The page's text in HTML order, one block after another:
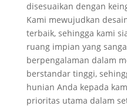
disesuaikan dengan
Kami mewujudkan
terbaik, sehingga kami
ruang impian yang
berpengalaman dalam
berstandar tinggi,
hunian Anda kepada
prioritas utama dalam